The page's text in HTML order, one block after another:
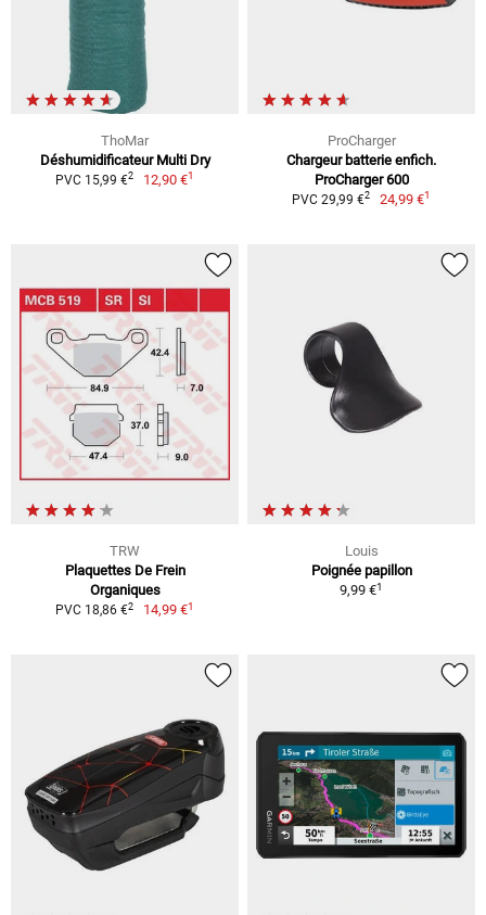
ThoMar
Déshumidificateur Multi Dry
PVC 15,99 €2 12,90 €1
ProCharger
Chargeur batterie enfich.
ProCharger 600
PVC 29,99 €2 24,99 €1
TRW
Plaquettes De Frein
Organiques
PVC 18,86 €2 14,99 €1
Louis
Poignée papillon
9,99 €1